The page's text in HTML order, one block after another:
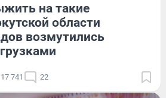
на такие
области
возмутились
17 741 22